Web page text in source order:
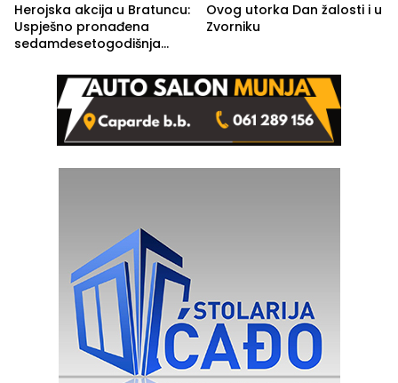
Herojska akcija u Bratuncu:
Uspješno pronađena
sedamdesetogodišnja
Kravice.
Ovog utorka Dan žalosti i u
Zvorniku